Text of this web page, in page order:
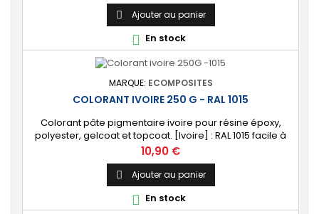
 Ajouter au panier
 En stock
MARQUE: ECOMPOSITES
COLORANT IVOIRE 250 G - RAL 1015
Colorant pâte pigmentaire ivoire pour résine époxy,
polyester, gelcoat et topcoat. [Ivoire] : RAL 1015 facile à
mélanger.
Prix
10,90 €
 Ajouter au panier
 En stock